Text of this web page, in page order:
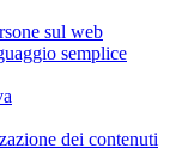
sul web
semplice
dei contenuti